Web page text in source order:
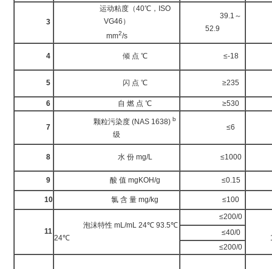
3
运动粘度（40℃，ISO
VG46）
mm2/s
39.1～
52.9
4 倾 点 ℃ ≤-18
5 闪 点 ℃ ≥235
6 自 燃 点 ℃ ≥530
7
颗粒污染度 (NAS 1638)b
级
≤6
8 水 份 mg/L ≤1000
9 酸 值 mgKOH/g ≤0.15
10 氯 含 量 mg/kg ≤100
11
泡沫特性 mL/mL 24℃ 93.5℃
24℃
≤200/0
≤40/0
≤200/0